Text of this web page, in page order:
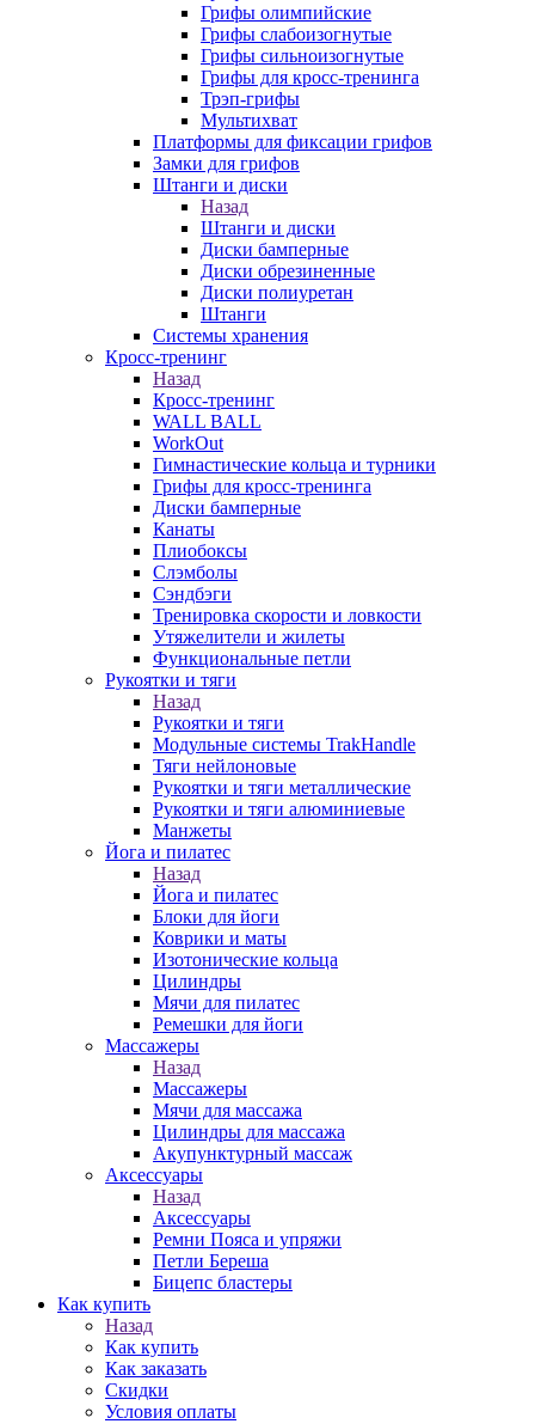
Грифы олимпийские
Грифы слабоизогнутые
Грифы сильноизогнутые
Грифы для кросс-тренинга
Трэп-грифы
Мультихват
Платформы для фиксации грифов
Замки для грифов
Штанги и диски
Назад
Штанги и диски
Диски бамперные
Диски обрезиненные
Диски полиуретан
Штанги
Системы хранения
Кросс-тренинг
Назад
Кросс-тренинг
WALL BALL
WorkOut
Гимнастические кольца и турники
Грифы для кросс-тренинга
Диски бамперные
Канаты
Плиобоксы
Слэмболы
Сэндбэги
Тренировка скорости и ловкости
Утяжелители и жилеты
Функциональные петли
Рукоятки и тяги
Назад
Рукоятки и тяги
Модульные системы TrakHandle
Тяги нейлоновые
Рукоятки и тяги металлические
Рукоятки и тяги алюминиевые
Манжеты
Йога и пилатес
Назад
Йога и пилатес
Блоки для йоги
Коврики и маты
Изотонические кольца
Цилиндры
Мячи для пилатес
Ремешки для йоги
Массажеры
Назад
Массажеры
Мячи для массажа
Цилиндры для массажа
Акупунктурный массаж
Аксессуары
Назад
Аксессуары
Ремни Пояса и упряжи
Петли Береша
Бицепс бластеры
Как купить
Назад
Как купить
Как заказать
Скидки
Условия оплаты